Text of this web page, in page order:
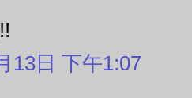
13日 下午1:07